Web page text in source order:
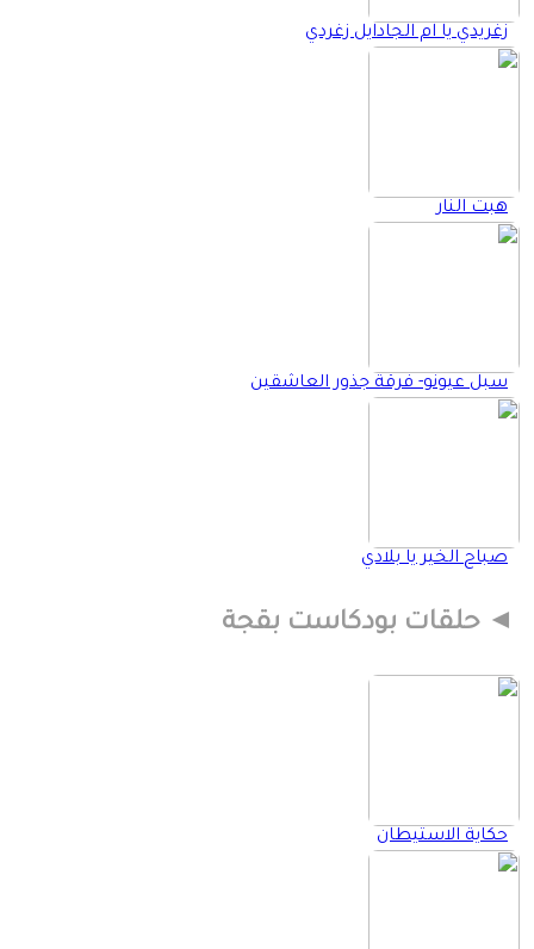
زغريدي يا ام الجادايل زغردي
هبت النار
سبل عيونو- فرقة جذور العاشقين
صباح الخير يا بلادي
حلقات بودكاست بقجة
حكاية الاستيطان